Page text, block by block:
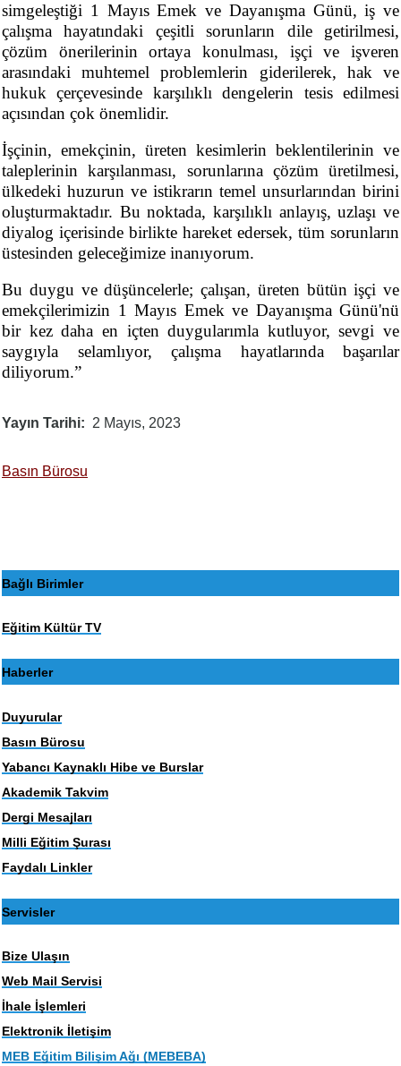
simgeleştiği 1 Mayıs Emek ve Dayanışma Günü, iş ve
çalışma hayatındaki çeşitli sorunların dile getirilmesi,
çözüm önerilerinin ortaya konulması, işçi ve işveren
arasındaki muhtemel problemlerin giderilerek, hak ve
hukuk çerçevesinde karşılıklı dengelerin tesis edilmesi
açısından çok önemlidir.
İşçinin, emekçinin, üreten kesimlerin beklentilerinin ve
taleplerinin karşılanması, sorunlarına çözüm üretilmesi,
ülkedeki huzurun ve istikrarın temel unsurlarından birini
oluşturmaktadır. Bu noktada, karşılıklı anlayış, uzlaşı ve
diyalog içerisinde birlikte hareket edersek, tüm sorunların
üstesinden geleceğimize inanıyorum.
Bu duygu ve düşüncelerle; çalışan, üreten bütün işçi ve
emekçilerimizin 1 Mayıs Emek ve Dayanışma Günü'nü
bir kez daha en içten duygularımla kutluyor, sevgi ve
saygıyla selamlıyor, çalışma hayatlarında başarılar
diliyorum.”
Yayın Tarihi 2 Mayıs, 2023
Basın Bürosu
Bağlı Birimler
Eğitim Kültür TV
Haberler
Duyurular
Basın Bürosu
Yabancı Kaynaklı Hibe ve Burslar
Akademik Takvim
Dergi Mesajları
Milli Eğitim Şurası
Faydalı Linkler
Servisler
Bize Ulaşın
Web Mail Servisi
İhale İşlemleri
Elektronik İletişim
MEB Eğitim Bilişim Ağı (MEBEBA)